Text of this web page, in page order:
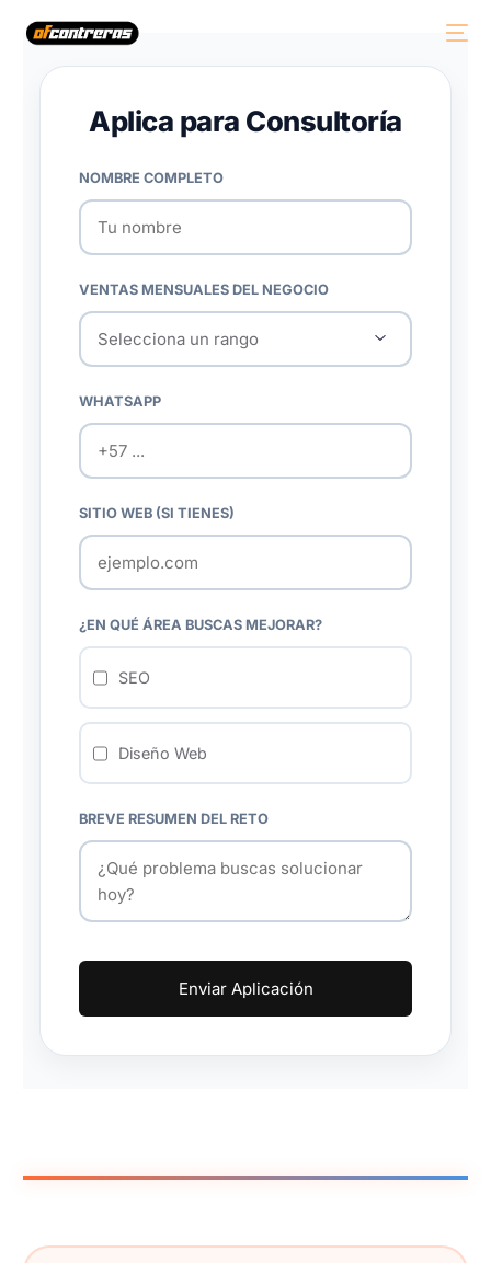
Aplica para Consultoría
NOMBRE COMPLETO
VENTAS MENSUALES DEL NEGOCIO
WHATSAPP
SITIO WEB (SI TIENES)
¿EN QUÉ ÁREA BUSCAS MEJORAR?
SEO
Diseño Web
BREVE RESUMEN DEL RETO
Enviar Aplicación